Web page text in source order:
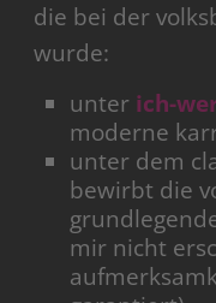
die bei der
wurde:
unter ich-
moderne
unter dem
bewirbt die
mir nicht